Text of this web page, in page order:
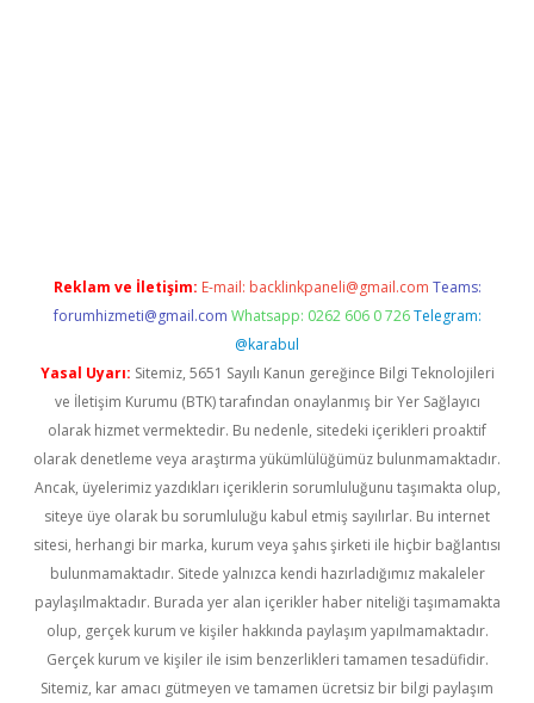
Reklam ve İletişim: E-mail: backlinkpaneli@gmail.com Teams:
forumhizmeti@gmail.com Whatsapp: 0262 606 0 726 Telegram:
@karabul
Yasal Uyarı: Sitemiz, 5651 Sayılı Kanun gereğince Bilgi Teknolojileri
ve İletişim Kurumu (BTK) tarafından onaylanmış bir Yer Sağlayıcı
olarak hizmet vermektedir. Bu nedenle, sitedeki içerikleri proaktif
olarak denetleme veya araştırma yükümlülüğümüz bulunmamaktadır.
Ancak, üyelerimiz yazdıkları içeriklerin sorumluluğunu taşımakta olup,
siteye üye olarak bu sorumluluğu kabul etmiş sayılırlar. Bu internet
sitesi, herhangi bir marka, kurum veya şahıs şirketi ile hiçbir bağlantısı
bulunmamaktadır. Sitede yalnızca kendi hazırladığımız makaleler
paylaşılmaktadır. Burada yer alan içerikler haber niteliği taşımamakta
olup, gerçek kurum ve kişiler hakkında paylaşım yapılmamaktadır.
Gerçek kurum ve kişiler ile isim benzerlikleri tamamen tesadüfidir.
Sitemiz, kar amacı gütmeyen ve tamamen ücretsiz bir bilgi paylaşım